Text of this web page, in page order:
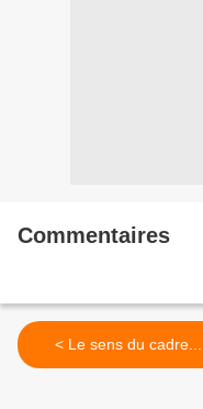
Commentaires
< Le sens du cadre...